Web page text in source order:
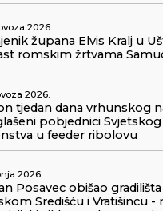
2026.
župana Elvis Kralj u
romskim žrtvama
2026.
tjedan dana vrhunskog
pobjednici
u feeder ribolovu
2026.
Posavec obišao
Središću i Vratišincu -